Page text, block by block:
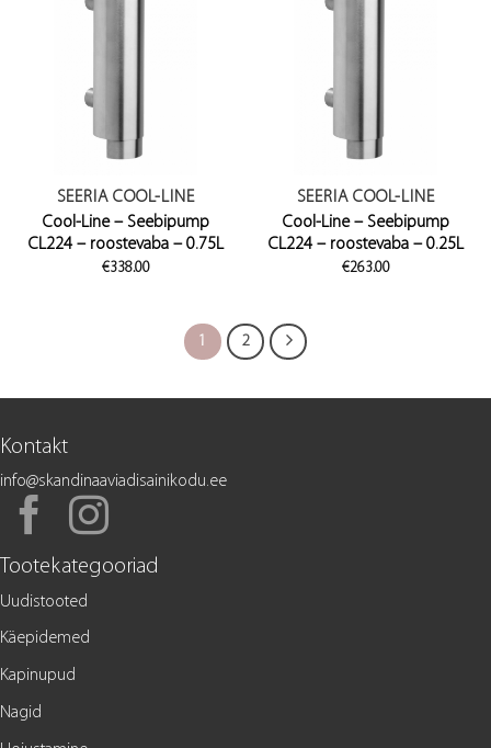
SEERIA COOL-LINE
Cool-Line – Seebipump
CL224 – roostevaba – 0.75L
€338.00
SEERIA COOL-LINE
Cool-Line – Seebipump
CL224 – roostevaba – 0.25L
€263.00
1 2
Kontakt
info@skandinaaviadisainikodu.ee
Tootekategooriad
Uudistooted
Käepidemed
Kapinupud
Nagid